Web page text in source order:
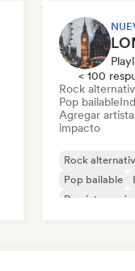
< 100
Rock
Pop bailable
Agregar
impacto
Rock
Pop bailable
Pop